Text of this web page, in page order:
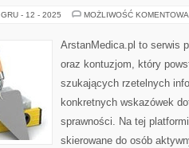
GRU - 12 - 2025 MOŻLIWOŚĆ
ArstanMedica.pl to serwis
oraz kontuzjom, który
szukających rzetelnych
konkretnych wskazówek
sprawności. Na tej
skierowane do osób